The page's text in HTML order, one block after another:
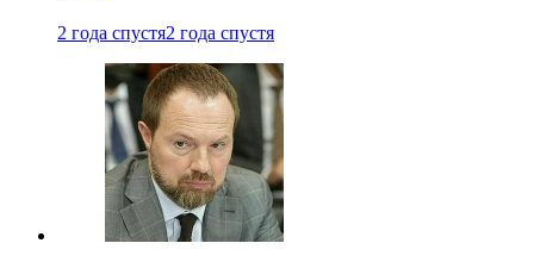
2 года спустя2 года спустя